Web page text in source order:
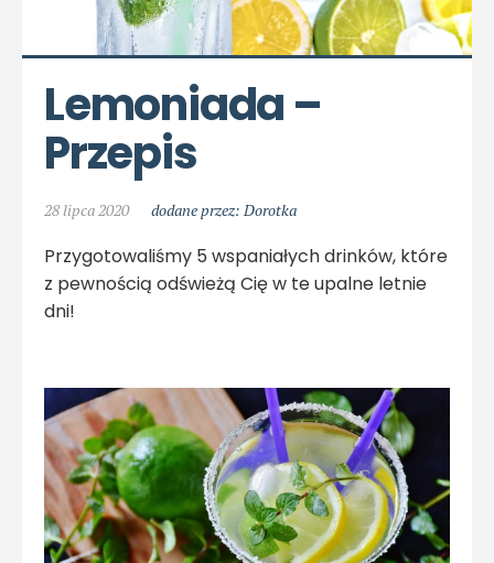
Lemoniada –
Przepis
28 lipca 2020 dodane przez: Dorotka
Przygotowaliśmy 5 wspaniałych drinków, które
z pewnością odświeżą Cię w te upalne letnie
dni!